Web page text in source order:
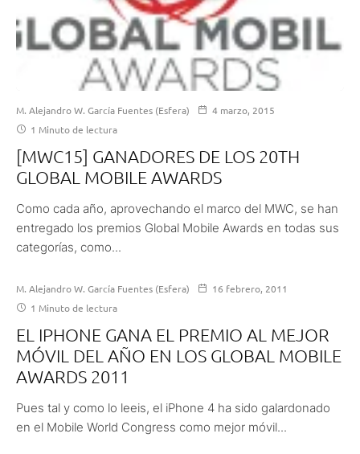
M. Alejandro W. García Fuentes (Esfera)
4 marzo, 2015
1 Minuto de lectura
[MWC15] GANADORES DE LOS 20TH
GLOBAL MOBILE AWARDS
Como cada año, aprovechando el marco del MWC, se han
entregado los premios Global Mobile Awards en todas sus
categorías, como...
M. Alejandro W. García Fuentes (Esfera)
16 febrero, 2011
1 Minuto de lectura
EL IPHONE GANA EL PREMIO AL MEJOR
MÓVIL DEL AÑO EN LOS GLOBAL MOBILE
AWARDS 2011
Pues tal y como lo leeis, el iPhone 4 ha sido galardonado
en el Mobile World Congress como mejor móvil...